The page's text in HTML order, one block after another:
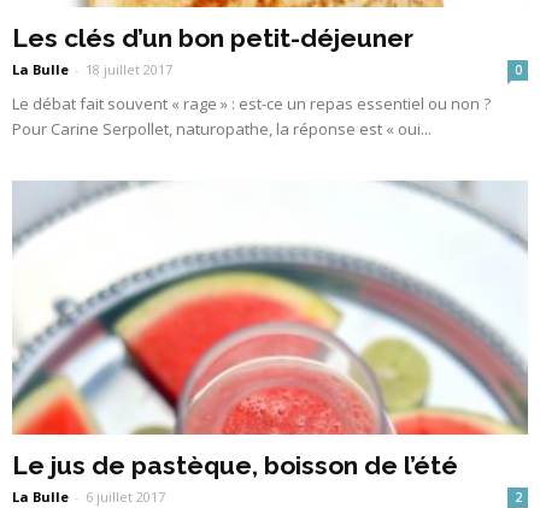
Les clés d’un bon petit-déjeuner
La Bulle - 18 juillet 2017 0
Le débat fait souvent « rage » : est-ce un repas essentiel ou non ?
Pour Carine Serpollet, naturopathe, la réponse est « oui...
Le jus de pastèque, boisson de l’été
La Bulle - 6 juillet 2017 2